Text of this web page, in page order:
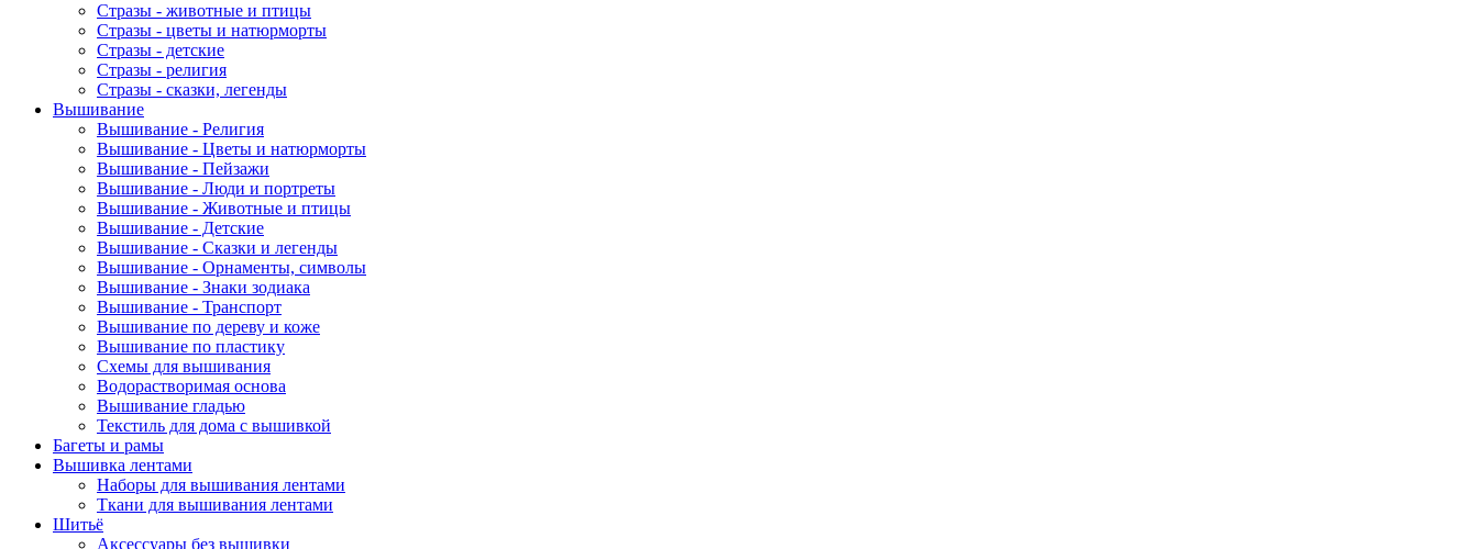
Стразы - животные и птицы
Стразы - цветы и натюрморты
Стразы - детские
Стразы - религия
Стразы - сказки, легенды
Вышивание
Вышивание - Религия
Вышивание - Цветы и натюрморты
Вышивание - Пейзажи
Вышивание - Люди и портреты
Вышивание - Животные и птицы
Вышивание - Детские
Вышивание - Сказки и легенды
Вышивание - Орнаменты, символы
Вышивание - Знаки зодиака
Вышивание - Транспорт
Вышивание по дереву и коже
Вышивание по пластику
Схемы для вышивания
Водорастворимая основа
Вышивание гладью
Текстиль для дома с вышивкой
Багеты и рамы
Вышивка лентами
Наборы для вышивания лентами
Ткани для вышивания лентами
Шитьё
Аксессуары без вышивки